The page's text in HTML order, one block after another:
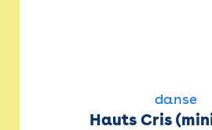
danse
Hauts Cris